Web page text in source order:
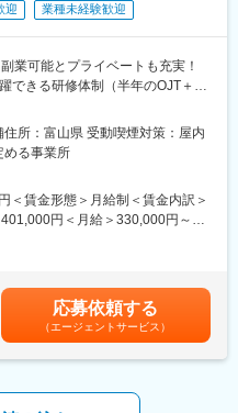
プ共通のeラーニングでビジネス
安心してスタートできる環境で
ルなオペレーション
。
通しがよく、改善提案や企画が
があります。
経てRSV（スーパーバイザー）
迎 業種未経験歓迎
業可能とプライベートも充実！
できる研修体制（半年のOJT＋動
で13億3100万円→49億3000万円
給ではない年12日の休日付与で
舗にて宝飾品・ブランド品など
でを担う接客中心の反響営業で
所：富山県 受動喫煙対策：屋内
める事業所
＜賃金形態＞月給制＜賃金内訳＞
円＜月給＞330,000円～
ンティブを獲得した場合の年収
あくまでも目安の金額であり、
ります。月給(月額)は固定手当を
応募依頼する
（エージェントサービス）